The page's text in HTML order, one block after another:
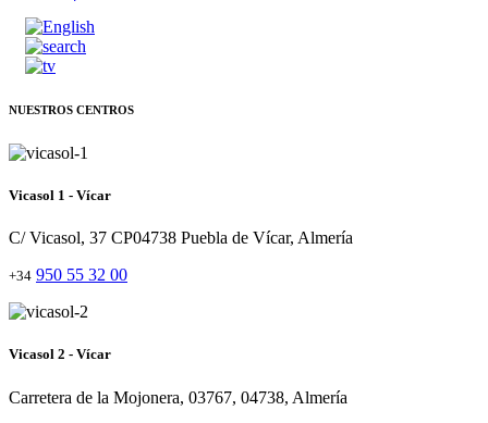
NUESTROS CENTROS
Vicasol 1 - Vícar
C/ Vicasol, 37 CP04738 Puebla de Vícar, Almería
+34 950 55 32 00
Vicasol 2 - Vícar
Carretera de la Mojonera, 03767, 04738, Almería